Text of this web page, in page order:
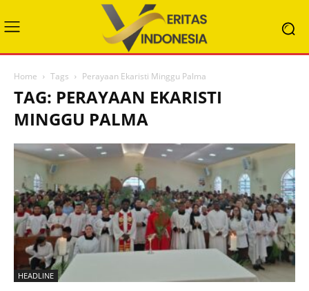
Home Tags Perayaan Ekaristi Minggu Palma
TAG: PERAYAAN EKARISTI
MINGGU PALMA
HEADLINE